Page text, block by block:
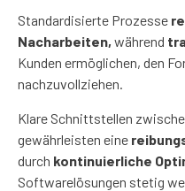
Standardisierte Prozesse
Nacharbeiten, während
Kunden ermöglichen, den
nachzuvollziehen.
Klare Schnittstellen
gewährleisten eine
durch kontinuierliche
Softwarelösungen stetig